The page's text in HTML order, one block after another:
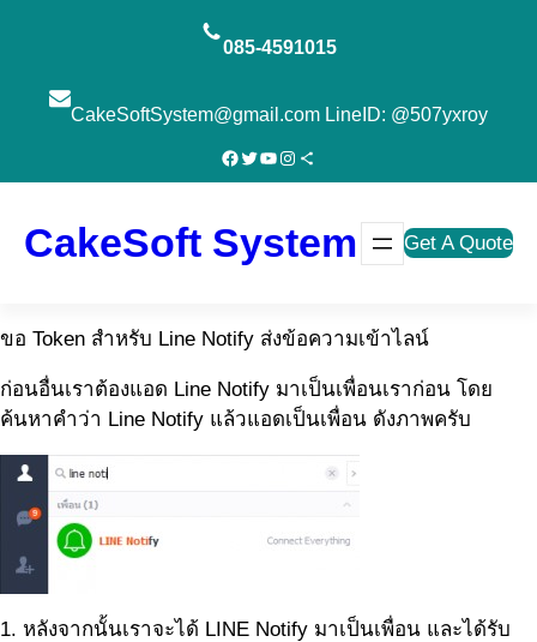
เนื้อหา
085-4591015
CakeSoftSystem@gmail.com LineID: @507yxroy
Facebook
Twitter
YouTube
Instagram
Share Icon
CakeSoft System Get A Quote
ขอ Token สำหรับ Line Notify ส่งข้อความเข้าไลน์
ก่อนอื่นเราต้องแอด Line Notify มาเป็นเพื่อนเราก่อน โดย
ค้นหาคำว่า Line Notify แล้วแอดเป็นเพื่อน ดังภาพครับ
1. หลังจากนั้นเราจะได้ LINE Notify มาเป็นเพื่อน และได้รับ